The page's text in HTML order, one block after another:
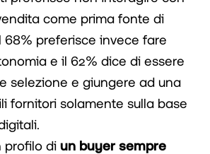
come prima fonte di
68% preferisce invece fare
e il 62% dice di essere
selezione e giungere ad una
fornitori solamente sulla base
profilo di un buyer sempre